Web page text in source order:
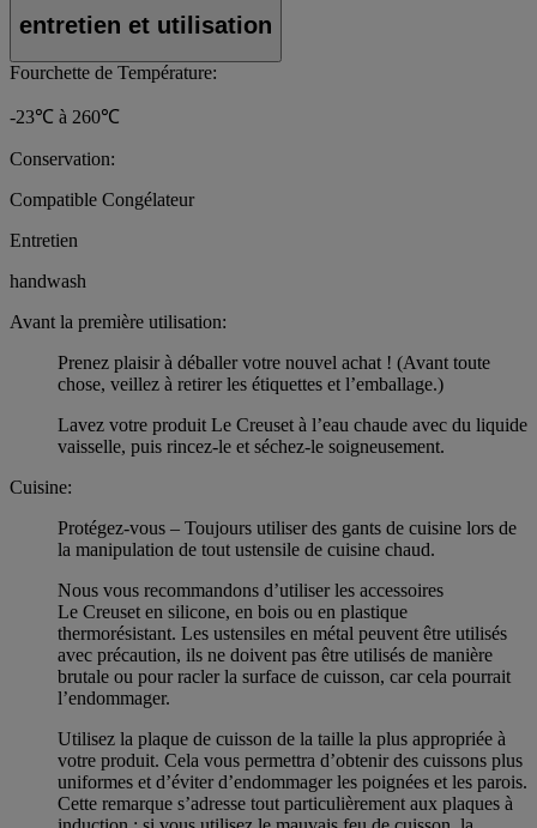
entretien et utilisation
Fourchette de Température:
-23℃ à 260℃
Conservation:
Compatible Congélateur
Entretien
handwash
Avant la première utilisation:
Prenez plaisir à déballer votre nouvel achat ! (Avant toute
chose, veillez à retirer les étiquettes et l’emballage.)
Lavez votre produit Le Creuset à l’eau chaude avec du liquide
vaisselle, puis rincez-le et séchez-le soigneusement.
Cuisine:
Protégez-vous – Toujours utiliser des gants de cuisine lors de
la manipulation de tout ustensile de cuisine chaud.
Nous vous recommandons d’utiliser les accessoires
Le Creuset en silicone, en bois ou en plastique
thermorésistant. Les ustensiles en métal peuvent être utilisés
avec précaution, ils ne doivent pas être utilisés de manière
brutale ou pour racler la surface de cuisson, car cela pourrait
l’endommager.
Utilisez la plaque de cuisson de la taille la plus appropriée à
votre produit. Cela vous permettra d’obtenir des cuissons plus
uniformes et d’éviter d’endommager les poignées et les parois.
Cette remarque s’adresse tout particulièrement aux plaques à